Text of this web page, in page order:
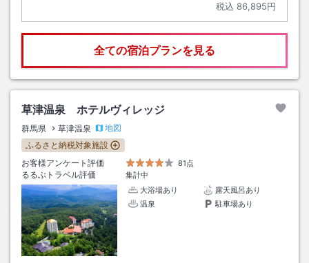
税込 86,895円
全ての宿泊プランを見る
草津温泉 ホテルヴィレッジ
群馬県 草津温泉
地図
ふるさと納税対象施設
お客様アンケート評価
81点
るるぶトラベル評価
集計中
大浴場あり
露天風呂あり
温泉
駐車場あり